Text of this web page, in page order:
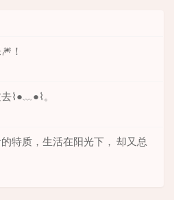
！
⌇●﹏●⌇。
特质，生活在阳光下， 却又总